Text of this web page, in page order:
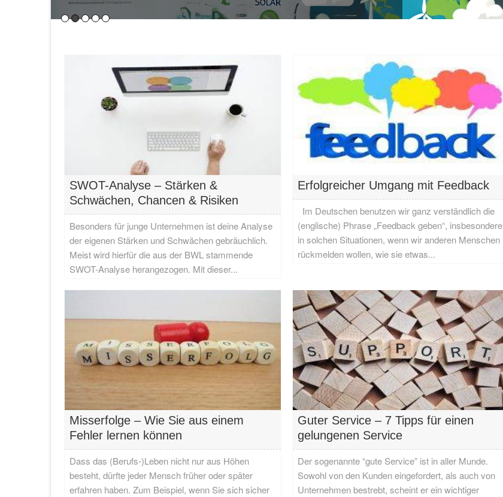
Einführung in nachhaltige Energie für KMUs
SWOT-Analyse – Stärken &
Schwächen, Chancen & Risiken
Besonders für junge Unternehmen ist deine Analyse
der eigenen Stärken und Schwächen gebräuchlich.
Meist wird hierfür die aus der BWL stammende
SWOT-Analyse herangezogen. Mit dieser...
Erfolgreicher Umgang mit Feedback
Im Deutschen benutzen wir ganz verständlich die
(englische) Phrase „Feedback geben“, insbesondere
in solchen Situationen, wenn wir anderen Menschen
rückmelden wollen, wie sie etwas...
Misserfolge – Wie Sie aus einem
Fehler lernen können
Dass das (Berufs-)Leben nicht nur aus Höhen
besteht, dürfte jeder Mensch früher oder später
erfahren haben. Zum Beispiel, wenn Sie sich sicher
Guter Service – 7 Tipps für einen
gelungenen Service
Der sogenannte “gute Service” ist in aller Munde.
Sowohl von den Kunden eingefordert, als auch von
Unternehmen bestrebt, scheint er ein wichtiger